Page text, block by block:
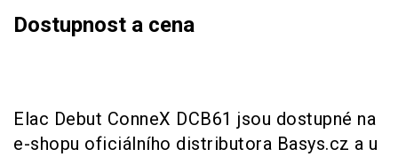
Dostupnost a cena
Elac Debut ConneX DCB61 jsou dostupné na
e-shopu oficiálního distributora Basys.cz a u